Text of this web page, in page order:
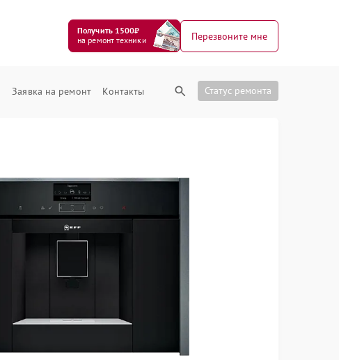
Получить 1500₽
на ремонт техники
Перезвоните мне
Заявка на ремонт Контакты Статус ремонта